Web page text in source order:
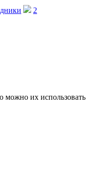
2
можно их использовать